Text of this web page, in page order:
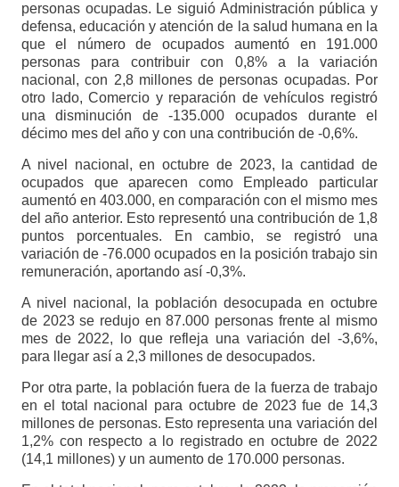
personas ocupadas. Le siguió Administración pública y
defensa, educación y atención de la salud humana en la
que el número de ocupados aumentó en 191.000
personas para contribuir con 0,8% a la variación
nacional, con 2,8 millones de personas ocupadas. Por
otro lado, Comercio y reparación de vehículos registró
una disminución de -135.000 ocupados durante el
décimo mes del año y con una contribución de -0,6%.
A nivel nacional, en octubre de 2023, la cantidad de
ocupados que aparecen como Empleado particular
aumentó en 403.000, en comparación con el mismo mes
del año anterior. Esto representó una contribución de 1,8
puntos porcentuales. En cambio, se registró una
variación de -76.000 ocupados en la posición trabajo sin
remuneración, aportando así -0,3%.
A nivel nacional, la población desocupada en octubre
de 2023 se redujo en 87.000 personas frente al mismo
mes de 2022, lo que refleja una variación del -3,6%,
para llegar así a 2,3 millones de desocupados.
Por otra parte, la población fuera de la fuerza de trabajo
en el total nacional para octubre de 2023 fue de 14,3
millones de personas. Esto representa una variación del
1,2% con respecto a lo registrado en octubre de 2022
(14,1 millones) y un aumento de 170.000 personas.